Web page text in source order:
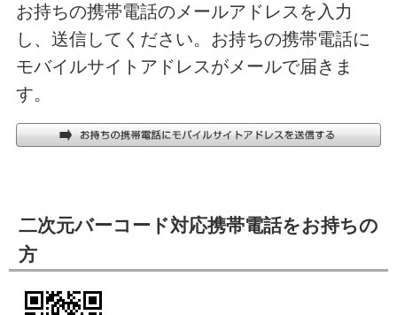
お持ちの携帯電話のメールアドレスを入力
し、送信してください。お持ちの携帯電話に
モバイルサイトアドレスがメールで届きま
す。
二次元バーコード対応携帯電話をお持ちの
方